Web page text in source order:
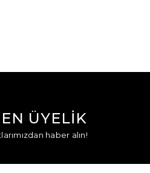
ÜYELİK
haber alın!